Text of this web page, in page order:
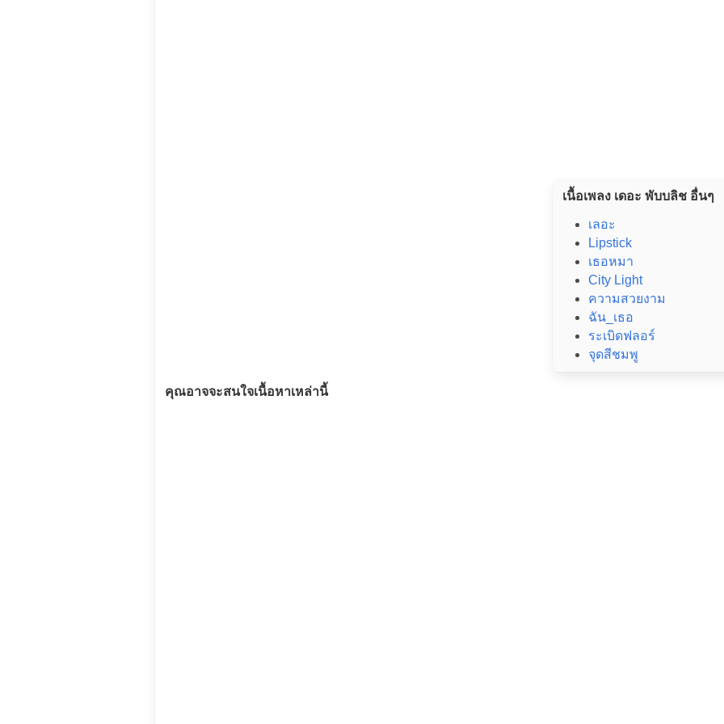
เนื้อเพลง เดอะ พับบลิช อื่นๆ
เลอะ
Lipstick
เธอหมา
City Light
ความสวยงาม
ฉัน_เธอ
ระเบิดฟลอร์
จุดสีชมพู
คุณอาจจะสนใจเนื้อหาเหล่านี้